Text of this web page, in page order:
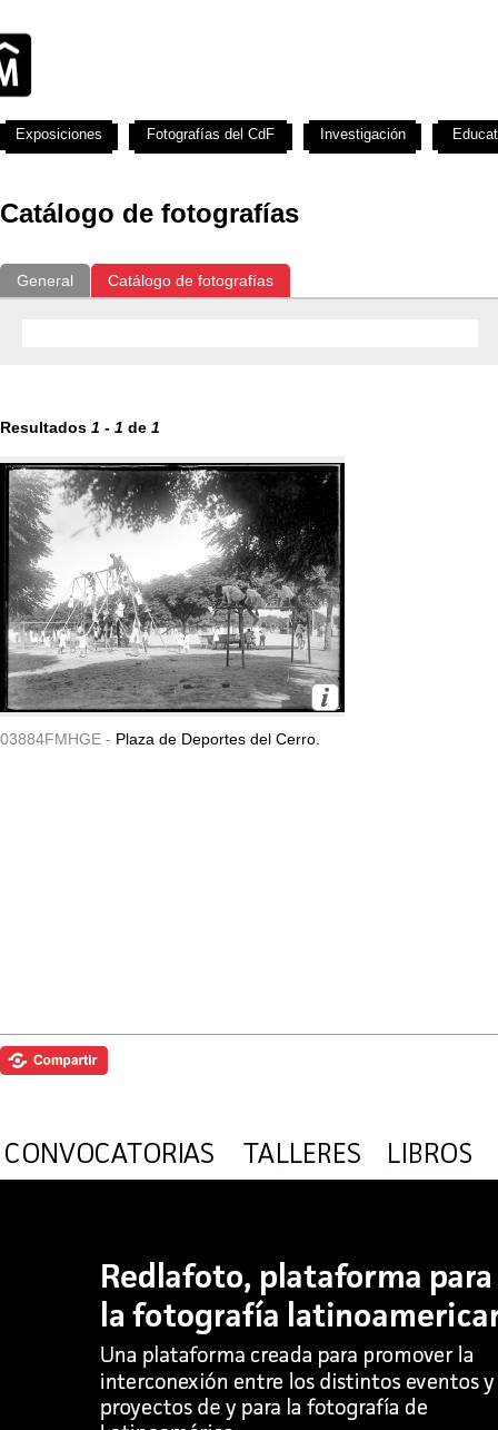
Catálogo de fotografías
General Catálogo de fotografías
Resultados 1 - 1 de 1
03884FMHGE - Plaza de Deportes del Cerro.
Exposiciones Fotografías del CdF Investigación